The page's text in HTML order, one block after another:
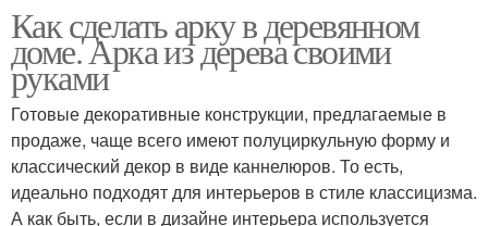
Как сделать арку в деревянном
доме. Арка из дерева своими
руками
Готовые декоративные конструкции, предлагаемые в
продаже, чаще всего имеют полуциркульную форму и
классический декор в виде каннелюров. То есть,
идеально подходят для интерьеров в стиле классицизма.
А как быть, если в дизайне интерьера используется